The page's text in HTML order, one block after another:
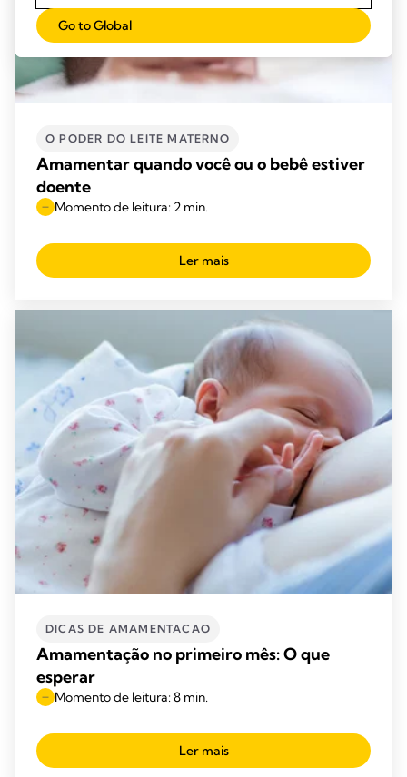
O PODER DO LEITE MATERNO
Amamentar quando você ou o bebê estiver
doente
Momento de leitura: 2 min.
Ler mais
DICAS DE AMAMENTACAO
Amamentação no primeiro mês: O que
esperar
Momento de leitura: 8 min.
Ler mais
Go to Global